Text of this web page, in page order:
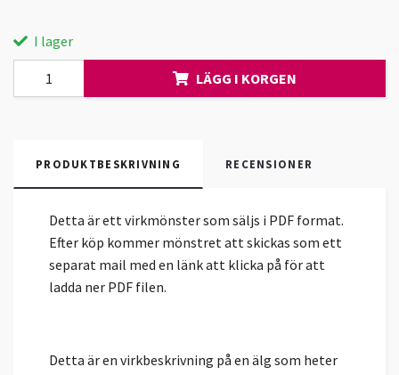
I lager
LÄGG I KORGEN
PRODUKTBESKRIVNING RECENSIONER
Detta är ett virkmönster som säljs i PDF format.
Efter köp kommer mönstret att skickas som ett
separat mail med en länk att klicka på för att
ladda ner PDF filen.
Detta är en virkbeskrivning på en älg som heter